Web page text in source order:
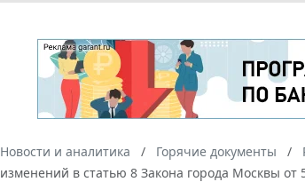
Новости и аналитика Горячие документы
изменений в статью 8 Закона города Москвы